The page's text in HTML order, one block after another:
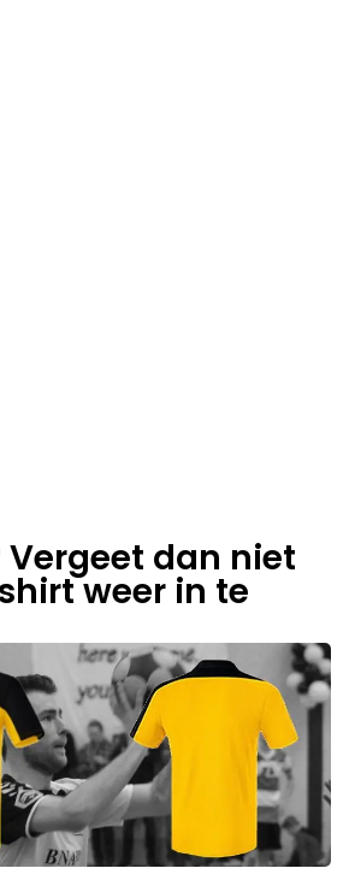
Vergeet dan niet
weer in te